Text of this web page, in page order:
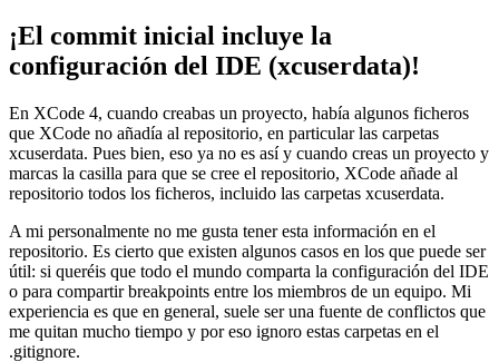
¡El commit inicial incluye la
configuración del IDE (xcuserdata)!
En XCode 4, cuando creabas un proyecto, había algunos ficheros
que XCode no añadía al repositorio, en particular las carpetas
xcuserdata. Pues bien, eso ya no es así y cuando creas un proyecto y
marcas la casilla para que se cree el repositorio, XCode añade al
repositorio todos los ficheros, incluido las carpetas xcuserdata.
A mi personalmente no me gusta tener esta información en el
repositorio. Es cierto que existen algunos casos en los que puede ser
útil: si queréis que todo el mundo comparta la configuración del IDE
o para compartir breakpoints entre los miembros de un equipo. Mi
experiencia es que en general, suele ser una fuente de conflictos que
me quitan mucho tiempo y por eso ignoro estas carpetas en el
.gitignore.